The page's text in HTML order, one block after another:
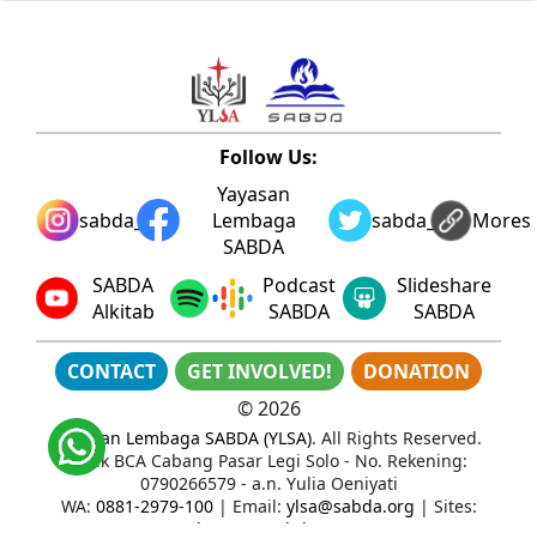
Follow Us:
sabda_ylsa
Yayasan
Lembaga
SABDA
sabda_ylsaMores
SABDA
Alkitab
Podcast
SABDA
Slideshare
SABDA
CONTACT GET INVOLVED!
DONATION
©2026
Yayasan Lembaga SABDA (YLSA). All Rights Reserved.
Bank BCA Cabang Pasar Legi Solo - No. Rekening:
0790266579 - a.n. Yulia Oeniyati
WA: 0881-2979-100| Email: ylsa@sabda.org | Sites:
ylsa.org
sabda.org